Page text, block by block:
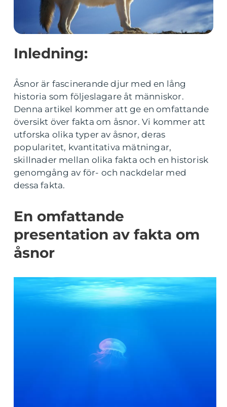
Inledning:
Åsnor är fascinerande djur med en lång
historia som följeslagare åt människor.
Denna artikel kommer att ge en omfattande
översikt över fakta om åsnor. Vi kommer att
utforska olika typer av åsnor, deras
popularitet, kvantitativa mätningar,
skillnader mellan olika fakta och en historisk
genomgång av för- och nackdelar med
dessa fakta.
En omfattande
presentation av fakta om
åsnor